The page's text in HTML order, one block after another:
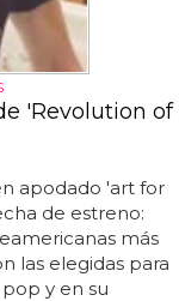
'Revolution of
apodado 'art for
de estreno:
más
las elegidas para
y en su